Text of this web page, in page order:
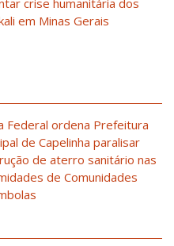
em Minas Gerais
Federal ordena Prefeitura
de Capelinha paralisar
de aterro sanitário nas
de Comunidades